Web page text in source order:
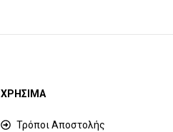
ΧΡΗΣΙΜΑ
Τρόποι Αποστολής